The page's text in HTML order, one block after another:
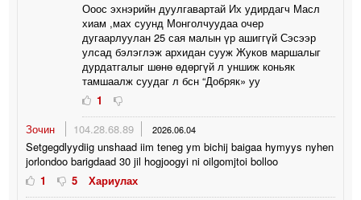
Ооос эхнэрийн дуулгавартай Их удирдагч Масл
хиам ,мах суунд Монголчуудаа очер
дугаарлуулан 25 сая малын үр ашиггүй Сэсээр
улсад бэлэглэж архидан сууж Жуков маршалыг
дурдатгалыг шөнө өдөргүй л уншиж коньяк
тамшаалж суудаг л бсн “Добряк» уу
1
Зочин
104.28.68.89 2026.06.04
Setgegdlyydiig unshaad iim teneg ym bichij baigaa hymyys nyhen
jorlondoo barigdaad 30 jil hogjoogyi ni oilgomjtoi bolloo
1
5
Хариулах